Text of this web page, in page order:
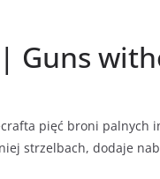
Guns
pięć broni palnych
strzelbach, dodaje